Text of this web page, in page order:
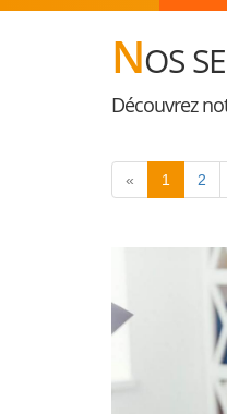
NOS
Découvrez
« 1 2